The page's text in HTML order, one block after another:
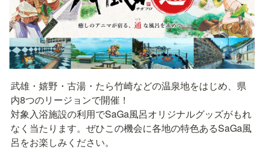
武雄・嬉野・古湯・たら竹崎などの温泉地をはじめ、県
内8つのリージョンで開催！
対象入浴施設の利用でSaGa風呂オリジナルグッズがもれ
なく当たります。ぜひこの機会に各地の特色あるSaGa風
呂をお楽しみください。